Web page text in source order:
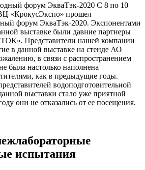
С 8 по 10
«КрокусЭкспо» прошел
форум ЭкваТэк-2020. Экспонентами
выставке были давние партнеры
Представители нашей компании
в данной выставке на стенде АО
в связи с распространением
была настолько наполнена
как в предыдущие годы.
водоподготовительной
выставки стало уже приятной
они не отказались от ее посещения.
испытания